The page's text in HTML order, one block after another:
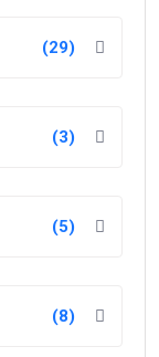
(29)
(3)
(5)
(8)